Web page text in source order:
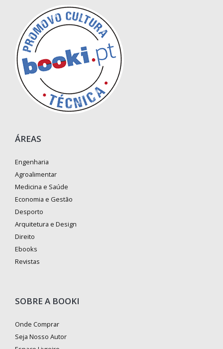
ÁREAS
Engenharia
Agroalimentar
Medicina e Saúde
Economia e Gestão
Desporto
Arquitetura e Design
Direito
Ebooks
Revistas
SOBRE A BOOKI
Onde Comprar
Seja Nosso Autor